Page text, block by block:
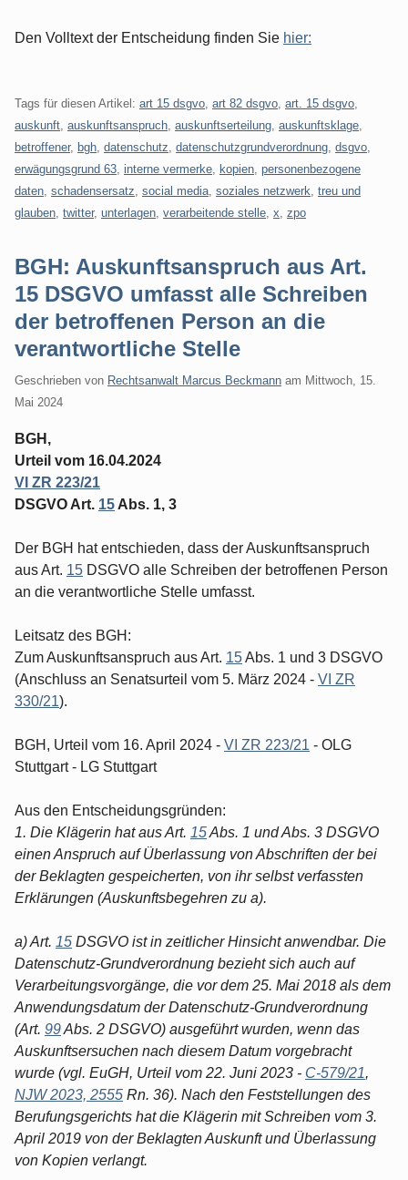
Den Volltext der Entscheidung finden Sie hier:
Tags für diesen Artikel: art 15 dsgvo art 82 dsgvo art. 15 dsgvo
auskunft auskunftsanspruch auskunftserteilung auskunftsklage
betroffener, bgh datenschutz datenschutzgrundverordnung dsgvo
erwägungsgrund 63 interne vermerke kopien personenbezogene
daten schadensersatz social media soziales netzwerk treu und
glauben twitter, unterlagen verarbeitende stelle x zpo
BGH: Auskunftsanspruch aus Art.
15 DSGVO umfasst alle Schreiben
der betroffenen Person an die
verantwortliche Stelle
Geschrieben von Rechtsanwalt Marcus Beckmann am Mittwoch, 15.
Mai 2024
BGH,
Urteil vom 16.04.2024
VI ZR 223/21
DSGVO Art. 15 Abs. 1, 3
Der BGH hat entschieden, dass der Auskunftsanspruch
aus Art. 15 DSGVO alle Schreiben der betroffenen Person
an die verantwortliche Stelle umfasst.
Leitsatz des BGH:
Zum Auskunftsanspruch aus Art. 15Abs. 1 und 3 DSGVO
(Anschluss an Senatsurteil vom 5. März 2024 - VI ZR
330/21).
BGH, Urteil vom 16. April 2024 - VI ZR 223/21 - OLG
Stuttgart - LG Stuttgart
Aus den Entscheidungsgründen:
1. Die Klägerin hat aus Art. 15Abs. 1 und Abs. 3 DSGVO
einen Anspruch auf Überlassung von Abschriften der bei
der Beklagten gespeicherten, von ihr selbst verfassten
Erklärungen (Auskunftsbegehren zu a).
a) Art. 15 DSGVO ist in zeitlicher Hinsicht anwendbar. Die
Datenschutz-Grundverordnung bezieht sich auch auf
Verarbeitungsvorgänge, die vor dem 25. Mai 2018 als dem
Anwendungsdatum der Datenschutz-Grundverordnung
(Art. 99Abs. 2 DSGVO) ausgeführt wurden, wenn das
Auskunftsersuchen nach diesem Datum vorgebracht
wurde (vgl. EuGH, Urteil vom 22. Juni 2023 - C-579/21,
NJW 2023, 2555 Rn. 36). Nach den Feststellungen des
Berufungsgerichts hat die Klägerin mit Schreiben vom 3.
April 2019 von der Beklagten Auskunft und Überlassung
von Kopien verlangt.